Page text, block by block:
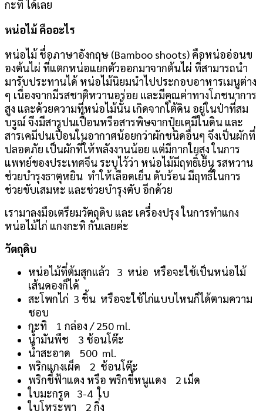
กะทิ ได้เลย
หน่อไม้ คืออะไร
หน่อไม้ ชื่อภาษาอังกฤษ (Bamboo shoots) คือหน่ออ่อนข
องต้นไผ่ ที่แตกหน่อแยกตัวออกมาจากต้นไผ่ ที่สามารถนำ
มารับประทานได้ หน่อไม้นิยมนำไปประกอบอาหารเมนูต่าง
ๆ เนื่องจากมีรสชาติหวานอร่อย และมีคุณค่าทางโภชนาการ
สูง และด้วยความที่หน่อไม้นั้น เกิดจากใต้ดิน อยู่ในป่าที่สม
บรูณ์ จึงมีสารปนเปื้อนหรือสารพิษจากปุ๋ยเคมีในดิน และ
สารเคมีปนเปื้อนในอากาศน้อยกว่าผักชนิดอื่นๆ จึงเป็นผักที่
ปลอดภัย เป็นผักที่ให้พลังงานน้อย แต่มีกากใยสูง ในการ
แพทย์ของประเทศจีน ระบุไว้ว่า หน่อไม้มีฤทธิ์เย็น รสหวาน
ช่วยบำรุงธาตุหยิน ทำให้เลือดเย็น ดับร้อน มีฤทธิ์ในการ
ช่วยขับเสมหะ และช่วยบำรุงตับ อีกด้วย
เรามาลงมือเตรียมวัตถุดิบ และ เครื่องปรุง ในการทำแกง
หน่อไม้ไก่ แกงกะทิ กันเลยค่ะ
วัตถุดิบ
หน่อไม้ที่ต้มสุกแล้ว 3 หน่อ หรือจะใช้เป็นหน่อไม้
เส้นดองก็ได้
สะโพกไก่ 3 ชิ้น หรือจะใช้ไก่แบบไหนก็ได้ตามความ
ชอบ
กะทิ 1 กล่อง / 250 ml.
น้ำมันพืช 3 ช้อนโต๊ะ
น้ำสะอาด 500 ml.
พริกแกงเผ็ด 2 ช้อนโต๊ะ
พริกชี้ฟ้าแดง หรือ พริกขี้หนูแดง 2 เม็ด
ใบมะกรูด 3-4 ใบ
ใบโหระพา 2 กิ่ง